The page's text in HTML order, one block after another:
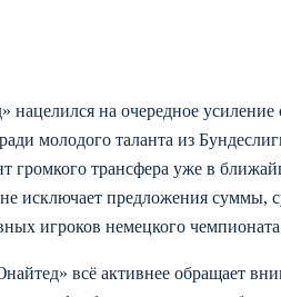
на очередное усиление
молодого таланта из
громкого трансфера уже в
исключает предложения суммы,
игроков немецкого
всё активнее обращает